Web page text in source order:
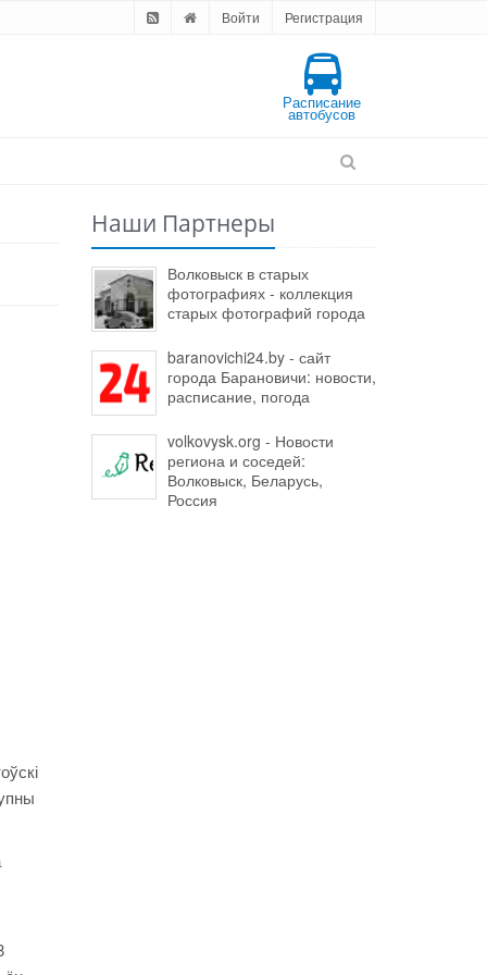
Войти Регистрация
Расписание
автобусов
Наши Партнеры
Волковыск в старых
фотографиях - коллекция
старых фотографий города
baranovichi24.by - сайт
города Барановичи: новости,
расписание, погода
volkovysk.org - Новости
региона и соседей:
Волковыск, Беларусь,
Россия